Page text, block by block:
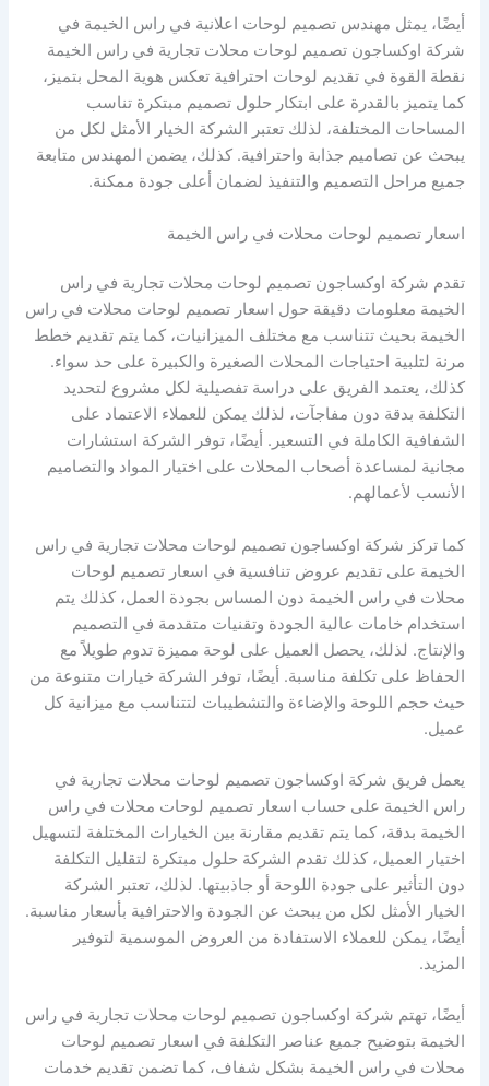
أيضًا، يمثل مهندس تصميم لوحات اعلانية في راس الخيمة في
شركة اوكساجون تصميم لوحات محلات تجارية في راس الخيمة
نقطة القوة في تقديم لوحات احترافية تعكس هوية المحل بتميز،
كما يتميز بالقدرة على ابتكار حلول تصميم مبتكرة تناسب
المساحات المختلفة، لذلك تعتبر الشركة الخيار الأمثل لكل من
يبحث عن تصاميم جذابة واحترافية. كذلك، يضمن المهندس متابعة
جميع مراحل التصميم والتنفيذ لضمان أعلى جودة ممكنة.
اسعار تصميم لوحات محلات في راس الخيمة
تقدم شركة اوكساجون تصميم لوحات محلات تجارية في راس
الخيمة معلومات دقيقة حول اسعار تصميم لوحات محلات في راس
الخيمة بحيث تتناسب مع مختلف الميزانيات، كما يتم تقديم خطط
مرنة لتلبية احتياجات المحلات الصغيرة والكبيرة على حد سواء.
كذلك، يعتمد الفريق على دراسة تفصيلية لكل مشروع لتحديد
التكلفة بدقة دون مفاجآت، لذلك يمكن للعملاء الاعتماد على
الشفافية الكاملة في التسعير. أيضًا، توفر الشركة استشارات
مجانية لمساعدة أصحاب المحلات على اختيار المواد والتصاميم
الأنسب لأعمالهم.
كما تركز شركة اوكساجون تصميم لوحات محلات تجارية في راس
الخيمة على تقديم عروض تنافسية في اسعار تصميم لوحات
محلات في راس الخيمة دون المساس بجودة العمل، كذلك يتم
استخدام خامات عالية الجودة وتقنيات متقدمة في التصميم
والإنتاج. لذلك، يحصل العميل على لوحة مميزة تدوم طويلاً مع
الحفاظ على تكلفة مناسبة. أيضًا، توفر الشركة خيارات متنوعة من
حيث حجم اللوحة والإضاءة والتشطيبات لتتناسب مع ميزانية كل
عميل.
يعمل فريق شركة اوكساجون تصميم لوحات محلات تجارية في
راس الخيمة على حساب اسعار تصميم لوحات محلات في راس
الخيمة بدقة، كما يتم تقديم مقارنة بين الخيارات المختلفة لتسهيل
اختيار العميل، كذلك تقدم الشركة حلول مبتكرة لتقليل التكلفة
دون التأثير على جودة اللوحة أو جاذبيتها. لذلك، تعتبر الشركة
الخيار الأمثل لكل من يبحث عن الجودة والاحترافية بأسعار مناسبة.
أيضًا، يمكن للعملاء الاستفادة من العروض الموسمية لتوفير
المزيد.
أيضًا، تهتم شركة اوكساجون تصميم لوحات محلات تجارية في راس
الخيمة بتوضيح جميع عناصر التكلفة في اسعار تصميم لوحات
محلات في راس الخيمة بشكل شفاف، كما تضمن تقديم خدمات